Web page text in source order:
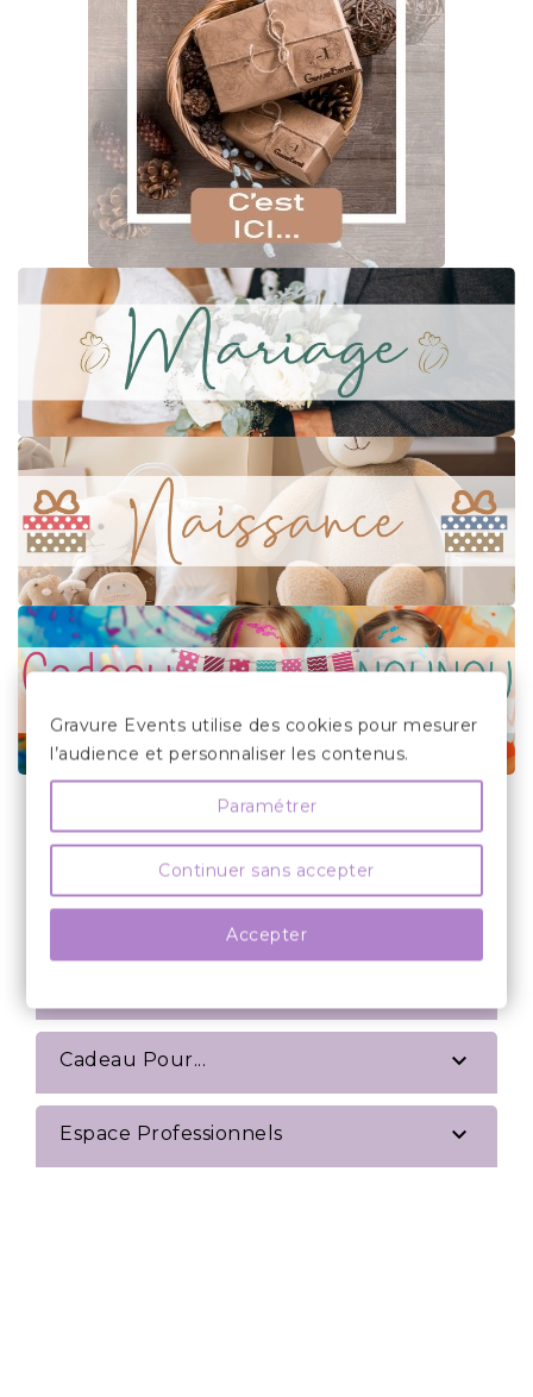
Verre Gravé 
Décoration De Table 
Cadeau Pour... 
Espace Professionnels 
Gravure Events utilise des cookies pour mesurer
l’audience et personnaliser les contenus.
Paramétrer
Continuer sans accepter
Accepter